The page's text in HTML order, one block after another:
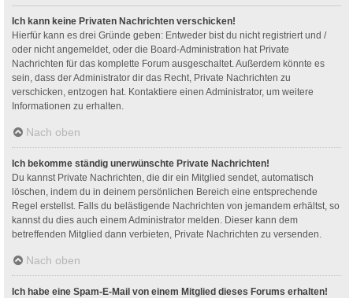
Ich kann keine Privaten Nachrichten verschicken!
Hierfür kann es drei Gründe geben: Entweder bist du nicht registriert und /
oder nicht angemeldet, oder die Board-Administration hat Private
Nachrichten für das komplette Forum ausgeschaltet. Außerdem könnte es
sein, dass der Administrator dir das Recht, Private Nachrichten zu
verschicken, entzogen hat. Kontaktiere einen Administrator, um weitere
Informationen zu erhalten.
Nach oben
Ich bekomme ständig unerwünschte Private Nachrichten!
Du kannst Private Nachrichten, die dir ein Mitglied sendet, automatisch
löschen, indem du in deinem persönlichen Bereich eine entsprechende
Regel erstellst. Falls du belästigende Nachrichten von jemandem erhältst, so
kannst du dies auch einem Administrator melden. Dieser kann dem
betreffenden Mitglied dann verbieten, Private Nachrichten zu versenden.
Nach oben
Ich habe eine Spam-E-Mail von einem Mitglied dieses Forums erhalten!